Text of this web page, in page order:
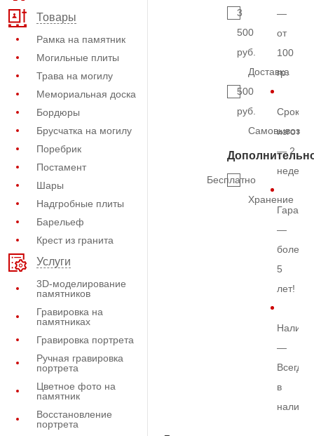
Товары
Рамка на памятник
Могильные плиты
Трава на могилу
Мемориальная доска
Бордюры
Брусчатка на могилу
Поребрик
Постамент
Шары
Надгробные плиты
Барельеф
Крест из гранита
Услуги
3D-моделирование
памятников
Гравировка на
памятниках
Гравировка портрета
Ручная гравировка
портрета
Цветное фото на
памятник
Восстановление
портрета
3
500
руб.
Доставка
500
руб.
Самовывоз
Бесплатно
Хранение
—
от
100
гр.
Срок
— 2
недели
—
более
5
лет!
—
Всегда
в